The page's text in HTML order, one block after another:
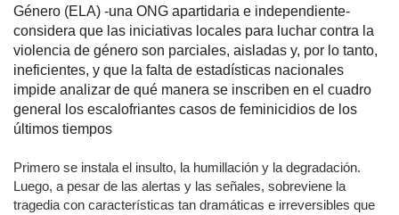
Género (ELA) -una ONG apartidaria e independiente-
considera que las iniciativas locales para luchar contra la
violencia de género son parciales, aisladas y, por lo tanto,
ineficientes, y que la falta de estadísticas nacionales
impide analizar de qué manera se inscriben en el cuadro
general los escalofriantes casos de feminicidios de los
últimos tiempos
Primero se instala el insulto, la humillación y la degradación.
Luego, a pesar de las alertas y las señales, sobreviene la
tragedia con características tan dramáticas e irreversibles que